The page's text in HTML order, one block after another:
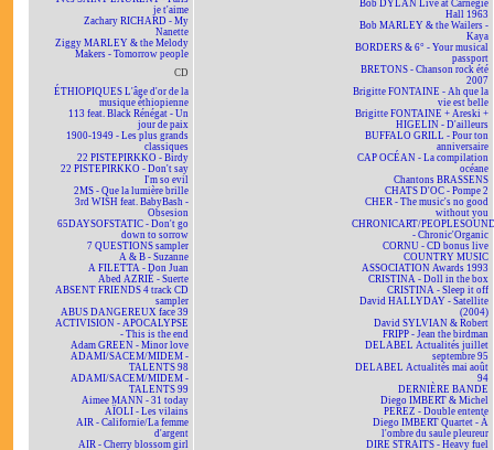
je t'aime
Zachary RICHARD - My
Nanette
Ziggy MARLEY & the Melody
Makers - Tomorrow people
CD
ÉTHIOPIQUES L'âge d'or de la
musique éthiopienne
113 feat. Black Rénégat - Un
jour de paix
1900-1949 - Les plus grands
classiques
22 PISTEPIRKKO - Birdy
22 PISTEPIRKKO - Don't say
I'm so evil
2MS - Que la lumière brille
3rd WISH feat. BabyBash -
Obsesion
65DAYSOFSTATIC - Don't go
down to sorrow
7 QUESTIONS sampler
A & B - Suzanne
A FILETTA - Don Juan
Abed AZRIÉ - Suerte
ABSENT FRIENDS 4 track CD
sampler
ABUS DANGEREUX face 39
ACTIVISION - APOCALYPSE
- This is the end
Adam GREEN - Minor love
ADAMI/SACEM/MIDEM -
TALENTS 98
ADAMI/SACEM/MIDEM -
TALENTS 99
Aimee MANN - 31 today
AÏOLI - Les vilains
AIR - Californie/La femme
d'argent
AIR - Cherry blossom girl
Bob DYLAN Live at Carnegie
Hall 1963
Bob MARLEY & the Wailers -
Kaya
BORDERS & 6° - Your musical
passport
BRETONS - Chanson rock été
2007
Brigitte FONTAINE - Ah que la
vie est belle
Brigitte FONTAINE + Areski +
HIGELIN - D'ailleurs
BUFFALO GRILL - Pour ton
anniversaire
CAP OCÉAN - La compilation
océane
Chantons BRASSENS
CHATS D'OC - Pompe 2
CHER - The music's no good
without you
CHRONICART/
- Chronic'Organic
CORNU - CD bonus live
COUNTRY MUSIC
ASSOCIATION Awards 1993
CRISTINA - Doll in the box
CRISTINA - Sleep it off
David HALLYDAY - Satellite
(2004)
David SYLVIAN & Robert
FRIPP - Jean the birdman
DELABEL Actualités juillet
septembre 95
DELABEL Actualités mai août
94
DERNIÈRE BANDE
Diego IMBERT & Michel
PEREZ - Double entente
Diego IMBERT Quartet - À
l'ombre du saule pleureur
DIRE STRAITS - Heavy fuel